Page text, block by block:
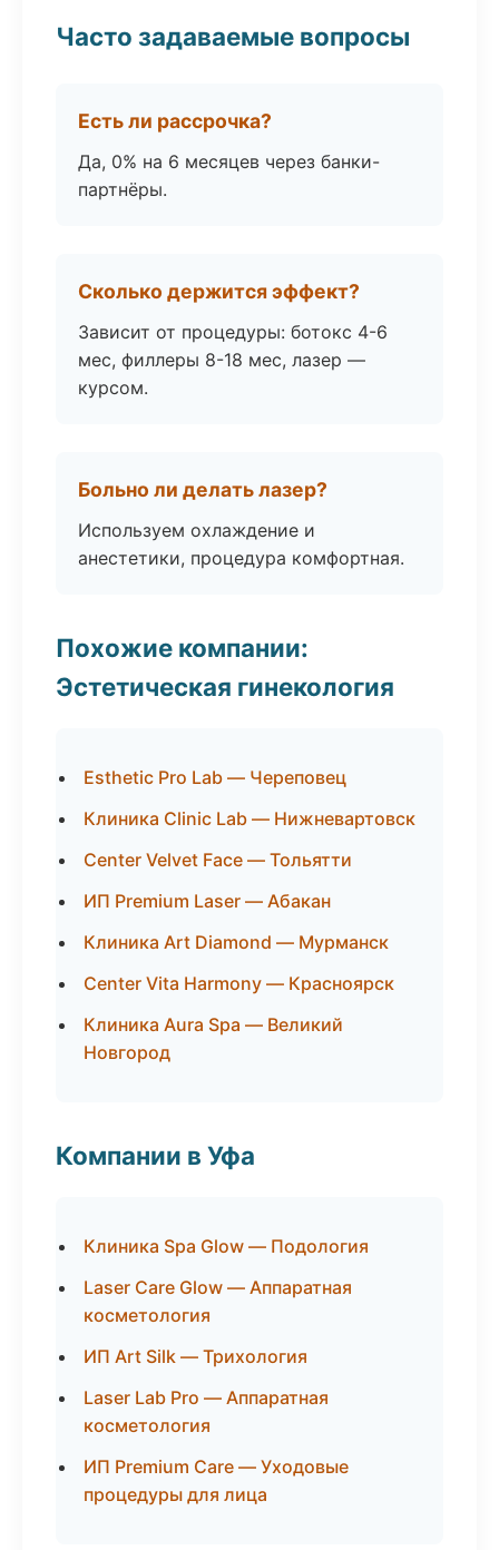
Часто задаваемые вопросы
Есть ли рассрочка?
Да, 0% на 6 месяцев через банки-
партнёры.
Сколько держится эффект?
Зависит от процедуры: ботокс 4-6
мес, филлеры 8-18 мес, лазер —
курсом.
Больно ли делать лазер?
Используем охлаждение и
анестетики, процедура комфортная.
Похожие компании:
Эстетическая гинекология
Esthetic Pro Lab — Череповец
Клиника Clinic Lab — Нижневартовск
Center Velvet Face — Тольятти
ИП Premium Laser — Абакан
Клиника Art Diamond — Мурманск
Center Vita Harmony — Красноярск
Клиника Aura Spa — Великий
Новгород
Компании в Уфа
Клиника Spa Glow — Подология
Laser Care Glow — Аппаратная
косметология
ИП Art Silk — Трихология
Laser Lab Pro — Аппаратная
косметология
ИП Premium Care — Уходовые
процедуры для лица